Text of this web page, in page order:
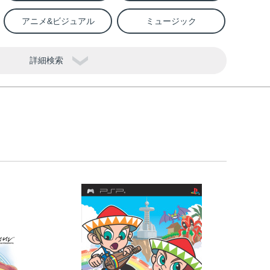
アニメ&ビジュアル ミュージック
詳細検索